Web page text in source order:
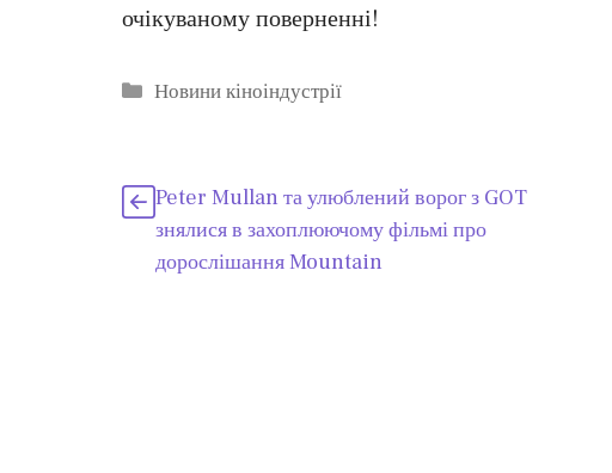
очікуваному поверненні!
Категорії
Новини кіноіндустрії
Peter Mullan та улюблений ворог з GOT
знялися в захоплюючому фільмі про
дорослішання Mountain